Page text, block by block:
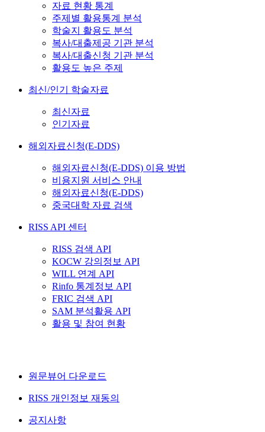
자료 현황 통계
주제별 활용통계 분석
학술지 활용도 분석
복사/대출제공 기관 분석
복사/대출신청 기관 분석
활용도 높은 주제
최신/인기 학술자료
최신자료
인기자료
해외자료신청(E-DDS)
해외자료신청(E-DDS) 이용 방법
비용지원 서비스 안내
해외자료신청(E-DDS)
중국대학 자료 검색
RISS API 센터
RISS 검색 API
KOCW 강의정보 API
WILL 연계 API
Rinfo 통계정보 API
FRIC 검색 API
SAM 분석활용 API
활용 및 참여 현황
원문뷰어 다운로드
RISS 개인정보 재동의
공지사항